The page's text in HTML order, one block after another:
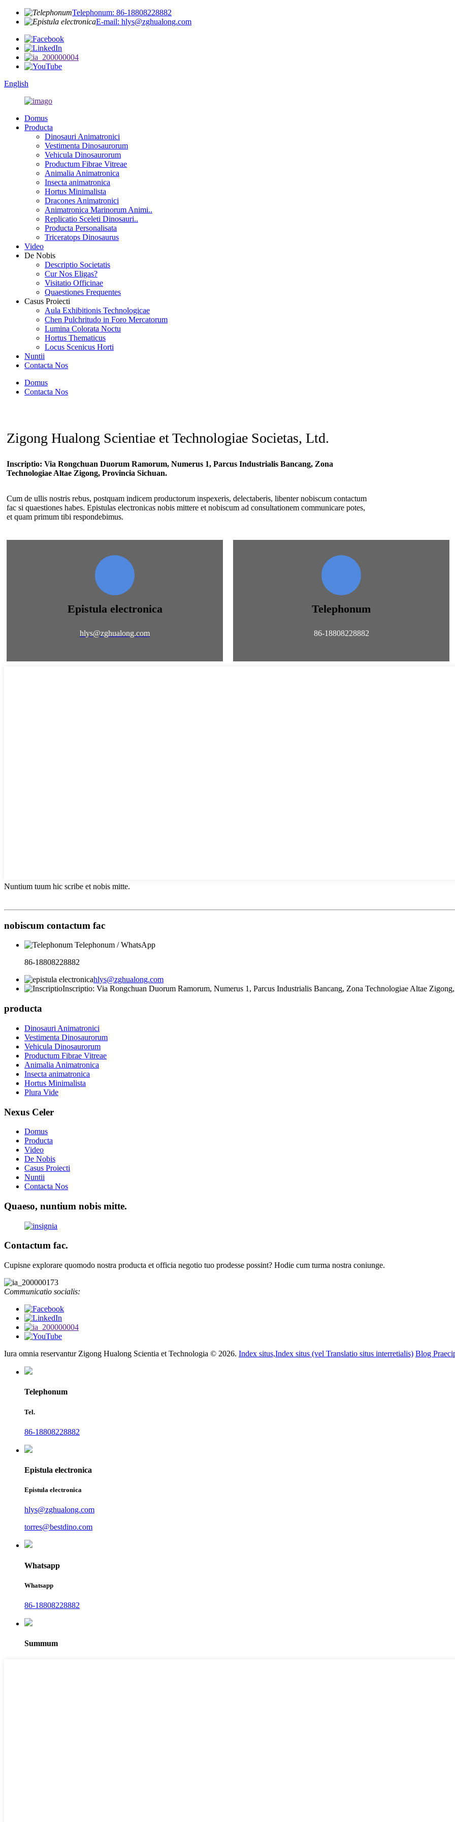
Telephonum: 86-18808228882
E-mail: hlys@zghualong.com
English
Domus
Producta
Dinosauri Animatronici
Vestimenta Dinosaurorum
Vehicula Dinosaurorum
Productum Fibrae Vitreae
Animalia Animatronica
Insecta animatronica
Hortus Minimalista
Dracones Animatronici
Animatronica Marinorum Animi..
Replicatio Sceleti Dinosauri..
Producta Personalisata
Triceratops Dinosaurus
Video
De Nobis
Descriptio Societatis
Cur Nos Eligas?
Visitatio Officinae
Quaestiones Frequentes
Casus Proiecti
Aula Exhibitionis Technologicae
Chen Pulchritudo in Foro Mercatorum
Lumina Colorata Noctu
Hortus Thematicus
Locus Scenicus Horti
Nuntii
Contacta Nos
Domus
Contacta Nos
Zigong Hualong Scientiae et Technologiae Societas, Ltd.
Inscriptio: Via Rongchuan Duorum Ramorum, Numerus 1, Parcus Industrialis Bancang, Zona
Technologiae Altae Zigong, Provincia Sichuan.
Cum de ullis nostris rebus, postquam indicem productorum inspexeris, delectaberis, libenter nobiscum contactum
fac si quaestiones habes. Epistulas electronicas nobis mittere et nobiscum ad consultationem communicare potes,
et quam primum tibi respondebimus.
Epistula electronica
hlys@zghualong.com
Telephonum
86-18808228882
Nuntium tuum hic scribe et nobis mitte.
nobiscum contactum fac
Telephonum / WhatsApp
86-18808228882
hlys@zghualong.com
Inscriptio: Via Rongchuan Duorum Ramorum, Numerus 1, Parcus Industrialis Bancang, Zona Technologiae Altae
producta
Dinosauri Animatronici
Vestimenta Dinosaurorum
Vehicula Dinosaurorum
Productum Fibrae Vitreae
Animalia Animatronica
Insecta animatronica
Hortus Minimalista
Plura Vide
Nexus Celer
Domus
Producta
Video
De Nobis
Casus Proiecti
Nuntii
Contacta Nos
Quaeso, nuntium nobis mitte.
Contactum fac.
Cupisne explorare quomodo nostra producta et officia negotio tuo prodesse possint? Hodie cum turma nostra coniunge.
Communicatio socialis:
Iura omnia reservantur Zigong Hualong Scientia et Technologia © 2026. Index situs,Index situs (vel Translatio situs interretialis) Blog
Telephonum
Tel.
86-18808228882
Epistula electronica
Epistula electronica
hlys@zghualong.com
torres@bestdino.com
Whatsapp
Whatsapp
86-18808228882
Summum